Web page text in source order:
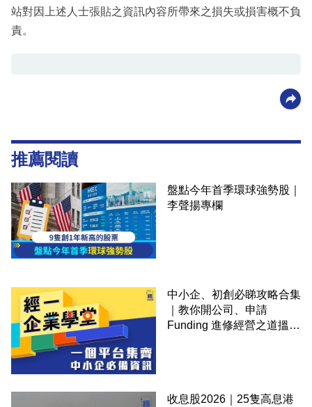
站對因上述人士張貼之資訊內容所帶來之損失或損害概不負
責。
推薦閱讀
盤點今年首季環球強勢股｜
李聲揚專欄
中小企、初創必睇攻略合集
｜教你開公司、申請
Funding 進修經營之道搵大
收息股2026｜25隻高息港